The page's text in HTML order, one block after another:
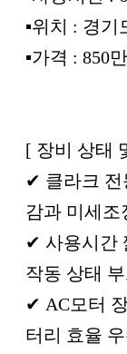
▪︎위치 : 경기
▪︎가격 : 850
[ 장비 상태
✔ 클라크 전
감과 미세조
✔ 사용시간
작동 상태
✔ AC모터
터리 효율